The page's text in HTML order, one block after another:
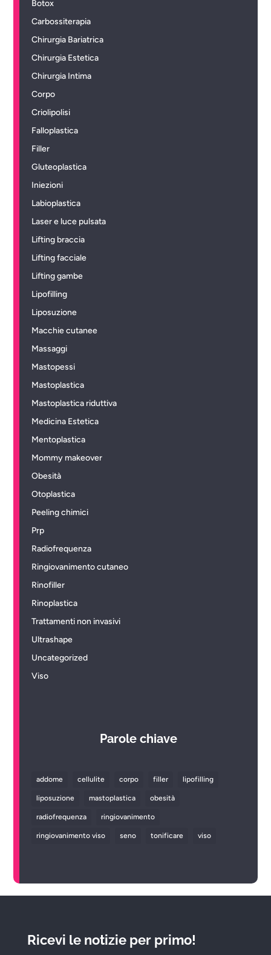
Botox
Carbossiterapia
Chirurgia Bariatrica
Chirurgia Estetica
Chirurgia Intima
Corpo
Criolipolisi
Falloplastica
Filler
Gluteoplastica
Iniezioni
Labioplastica
Laser e luce pulsata
Lifting braccia
Lifting facciale
Lifting gambe
Lipofilling
Liposuzione
Macchie cutanee
Massaggi
Mastopessi
Mastoplastica
Mastoplastica riduttiva
Medicina Estetica
Mentoplastica
Mommy makeover
Obesità
Otoplastica
Peeling chimici
Prp
Radiofrequenza
Ringiovanimento cutaneo
Rinofiller
Rinoplastica
Trattamenti non invasivi
Ultrashape
Uncategorized
Viso
Parole chiave
addome cellulite corpo filler lipofilling
liposuzione mastoplastica obesità
radiofrequenza ringiovanimento
ringiovanimento viso seno tonificare viso
Ricevi le notizie per primo!